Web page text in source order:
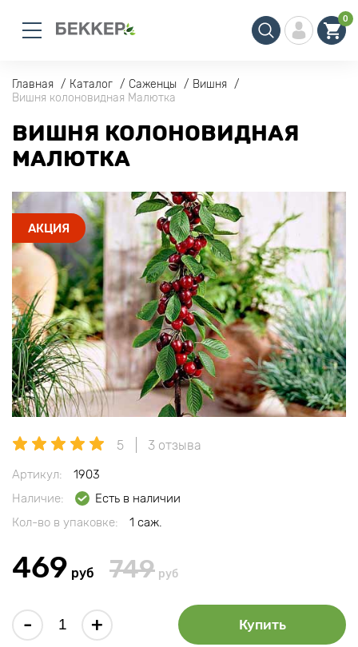
0
Главная Каталог Саженцы
Вишня
Вишня колоновидная Малютка
ВИШНЯ КОЛОНОВИДНАЯ
МАЛЮТКА
АКЦИЯ
5 3 отзыва
Артикул:
1903
Наличие:
Есть в наличии
Кол-во в упаковке:
1 саж.
469 руб 749 руб
- + Купить